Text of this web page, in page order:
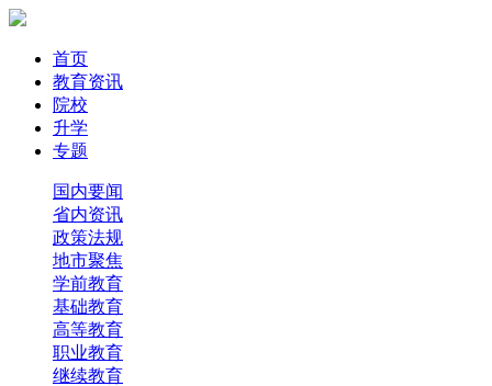
首页
教育资讯
院校
升学
专题
国内要闻
省内资讯
政策法规
地市聚焦
学前教育
基础教育
高等教育
职业教育
继续教育